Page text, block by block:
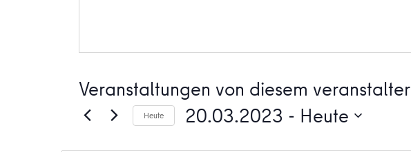
Veranstaltungen von diesem veranstalter
Heute 20.03.2023 - Heute